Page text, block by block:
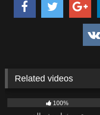
Related videos
100%